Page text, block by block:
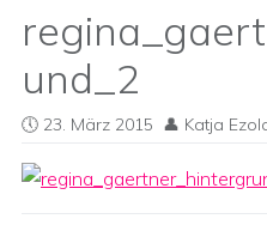
und_2
23. März 2015 Katja